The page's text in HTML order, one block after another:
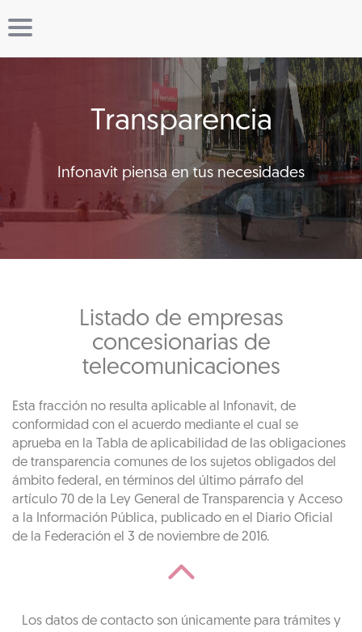
Transparencia
Infonavit piensa en tus necesidades
Listado de empresas
concesionarias de
telecomunicaciones
Esta fracción no resulta aplicable al Infonavit, de
conformidad con el acuerdo mediante el cual se
aprueba en la Tabla de aplicabilidad de las obligaciones
de transparencia comunes de los sujetos obligados del
ámbito federal, en términos del último párrafo del
artículo 70 de la Ley General de Transparencia y Acceso
a la Información Pública, publicado en el Diario Oficial
de la Federación el 3 de noviembre de 2016.
Los datos de contacto son únicamente para trámites y